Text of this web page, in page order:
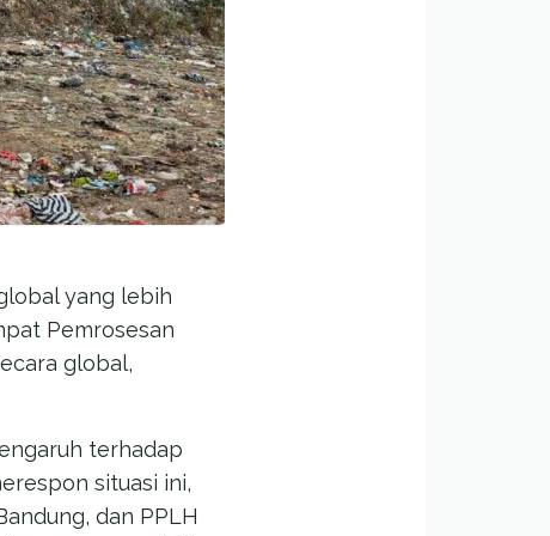
yang lebih
Pemrosesan
global,
terhadap
situasi ini,
dan PPLH